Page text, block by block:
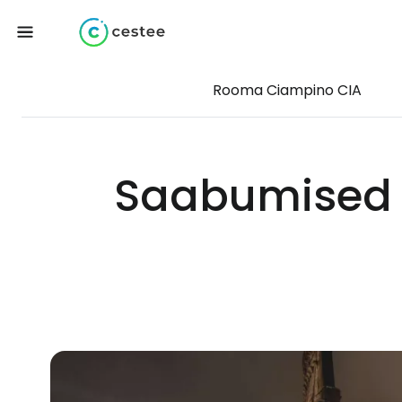
Rooma Ciampino CIA